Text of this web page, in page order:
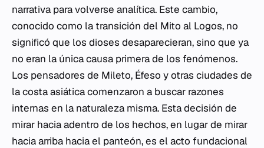
narrativa para volverse analítica. Este cambio,
conocido como la transición del Mito al Logos, no
significó que los dioses desaparecieran, sino que ya
no eran la única causa primera de los fenómenos.
Los pensadores de Mileto, Éfeso y otras ciudades de
la costa asiática comenzaron a buscar razones
internas en la naturaleza misma. Esta decisión de
mirar hacia adentro de los hechos, en lugar de mirar
hacia arriba hacia el panteón, es el acto fundacional